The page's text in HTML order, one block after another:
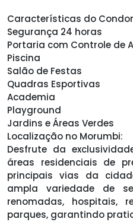
Características do
Segurança 24 horas
Portaria com Controle de
Piscina
Salão de Festas
Quadras Esportivas
Academia
Playground
Jardins e Áreas Verdes
Localização no Morumbi:
Desfrute da
áreas residenciais de
principais vias da
ampla variedade de
renomadas, hospitais,
parques, garantindo